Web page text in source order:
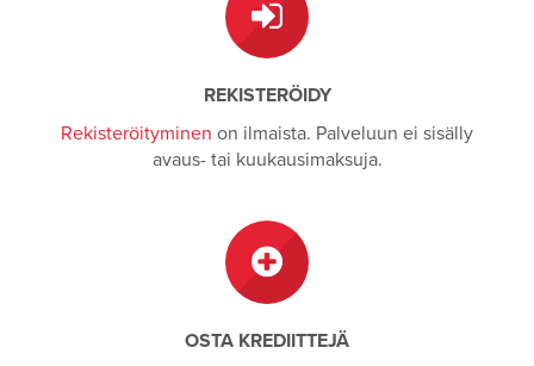
REKISTERÖIDY
Rekisteröityminen on ilmaista. Palveluun ei sisälly
avaus- tai kuukausimaksuja.
OSTA KREDIITTEJÄ